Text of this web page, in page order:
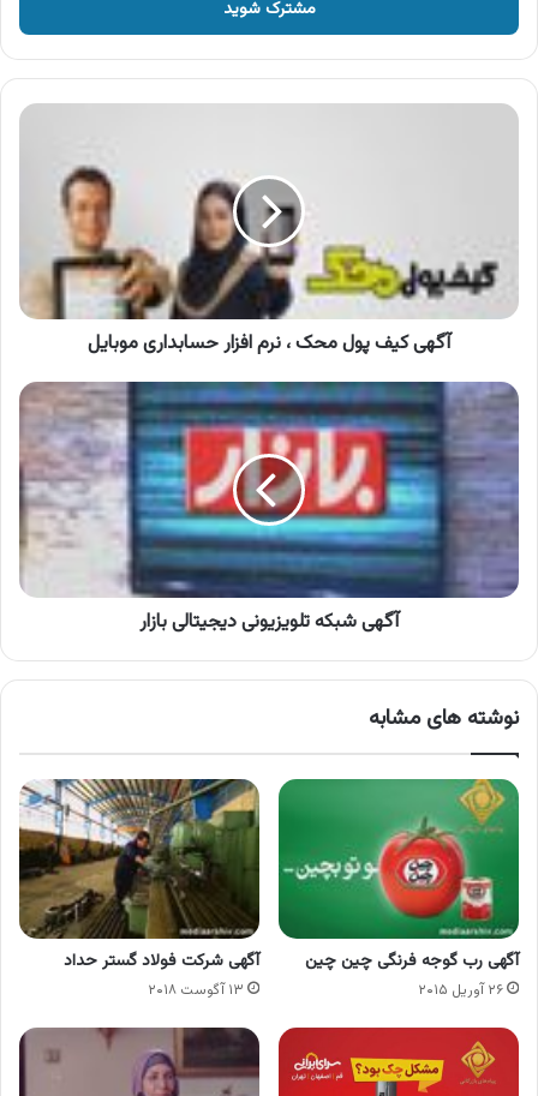
وارد
کنید
آگهی
افزار
حسابداری
موبایل
آگهی کیف پول محک ، نرم افزار حسابداری موبایل
آگهی
شبکه
تلویزیونی
دیجیتالی
بازار
آگهی شبکه تلویزیونی دیجیتالی بازار
نوشته های مشابه
آگهی رب گوجه فرنگی چین چین
۲۶ آوریل ۲۰۱۵
آگهی شرکت فولاد گستر حداد
۱۳ آگوست ۲۰۱۸